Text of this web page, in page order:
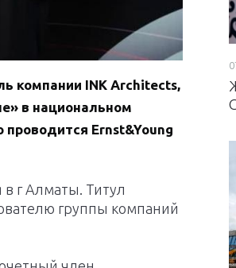
компании INK Architects,
в национальном
Ernst&Young
г Алматы. Титул
группы компаний